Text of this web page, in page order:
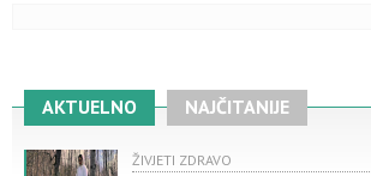
AKTUELNO NAJČITANIJE
ŽIVJETI ZDRAVO